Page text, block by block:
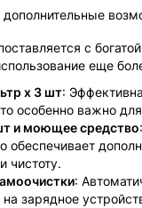
с
еще
х 3 шт:
особенно важно
и моющее средство
обеспечивает
чистоту.
:
зарядное